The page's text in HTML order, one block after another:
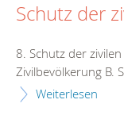
Schutz der
8. Schutz der
Zivilbevölkerung B.
Weiterlesen